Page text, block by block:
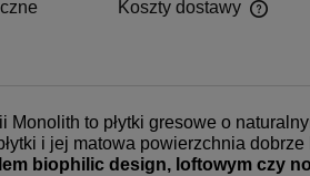
Koszty dostawy
Monolith to płytki gresowe o
i jej matowa powierzchnia
biophilic design, loftowym czy